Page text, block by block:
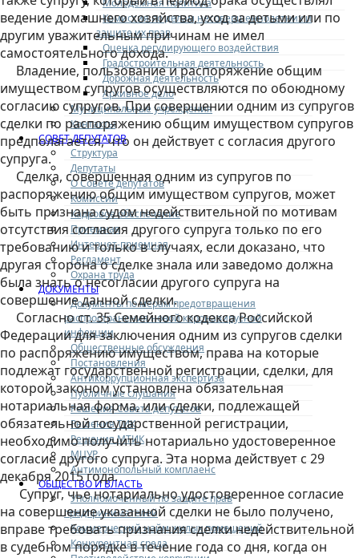
Комиссия по делам несовершеннолетних и
защите их прав
Оценка регулирующего воздействия
Градостроительная деятельность
Дорожная деятельность
Архивное дело
Муниципальные учреждения
Контакты
СОВЕТ ДЕПУТАТОВ
Структура
Депутаты
О Совете депутатов
Комиссии
Кадровое обеспечение
Приемная
Интернет-приемная
Регламент
Охрана труда
ДОКУМЕНТЫ
Документы по мерам предотвращения
распространения новой коронавирусной
инфекции
Общественные обсуждения
Постановления
Антикоррупционная экспертиза
Публичные слушания
Решения Совета депутатов
Решения ТИК
Решения МТИК
МЦУР
Антимонопольный комплаенс
ОБЩЕСТВО И ВЛАСТЬ
Уполномоченный по защите прав
предпринимателей
Коммерческий найм жилых помещений
Конкурентная среда
ведение домашнего хозяйства, уход за детьми или по
другим уважительным причинам не имел
самостоятельного дохода.
Владение, пользование и распоряжение общим
имуществом супругов осуществляются по обоюдному
согласию супругов. При совершении одним из супругов
сделки по распоряжению общим имуществом супругов
предполагается, что он действует с согласия другого
супруга.
Сделка, совершенная одним из супругов по
распоряжению общим имуществом супругов, может
быть признана судом недействительной по мотивам
отсутствия согласия другого супруга только по его
требованию и только в случаях, если доказано, что
другая сторона о сделке знала или заведомо должна
была знать о несогласии другого супруга на
совершение данной сделки.
Согласно ст. 35 Семейного кодекса Российской
Федерации для заключения одним из супругов сделки
по распоряжению имуществом, права на которые
подлежат государственной регистрации, сделки, для
которой законом установлена обязательная
нотариальная форма, или сделки, подлежащей
обязательной государственной регистрации,
необходимо получить нотариально удостоверенное
согласие другого супруга. Эта норма действует с 29
декабря 2015 года.
Супруг, чье нотариально удостоверенное согласие
на совершение указанной сделки не было получено,
вправе требовать признания сделки недействительной
в судебном порядке в течение года со дня, когда он